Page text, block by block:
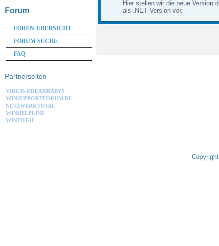
Hier stellen wir die neue Version
als .NET Version vor.
Forum
FOREN-ÜBERSICHT
FORUM SUCHE
FAQ
Partnerseiten
VIRGIS-DREAMBABYS
WINSUPPORTFORUM.DE
NETZWERKTOTAL
WINHELPLINE
WINTOTAL